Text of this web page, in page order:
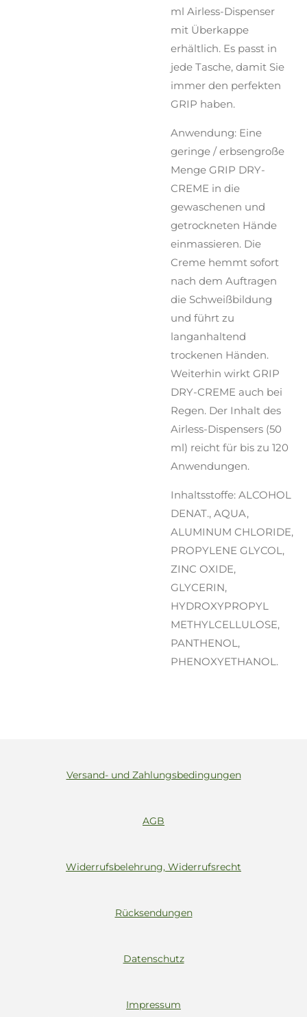
ml Airless-Dispenser
mit Überkappe
erhältlich. Es passt in
jede Tasche, damit Sie
immer den perfekten
GRIP haben.
Anwendung: Eine
geringe / erbsengroße
Menge GRIP DRY-
CREME in die
gewaschenen und
getrockneten Hände
einmassieren. Die
Creme hemmt sofort
nach dem Auftragen
die Schweißbildung
und führt zu
langanhaltend
trockenen Händen.
Weiterhin wirkt GRIP
DRY-CREME auch bei
Regen. Der Inhalt des
Airless-Dispensers (50
ml) reicht für bis zu 120
Anwendungen.
Inhaltsstoffe: ALCOHOL
DENAT., AQUA,
ALUMINUM CHLORIDE,
PROPYLENE GLYCOL,
ZINC OXIDE,
GLYCERIN,
HYDROXYPROPYL
METHYLCELLULOSE,
PANTHENOL,
PHENOXYETHANOL.
Versand- und Zahlungsbedingungen
AGB
Widerrufsbelehrung, Widerrufsrecht
Rücksendungen
Datenschutz
Impressum